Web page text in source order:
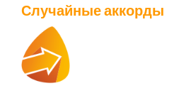
Готика
Граница
Перейти
Случайные аккорды